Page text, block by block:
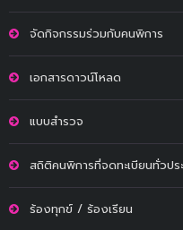
จัดกิจกรรมร่วมกับคนพิการ
เอกสารดาวน์โหลด
แบบสำรวจ
สถิติคนพิการที่จดทะเบียนทั่วปร
ร้องทุกข์ / ร้องเรียน